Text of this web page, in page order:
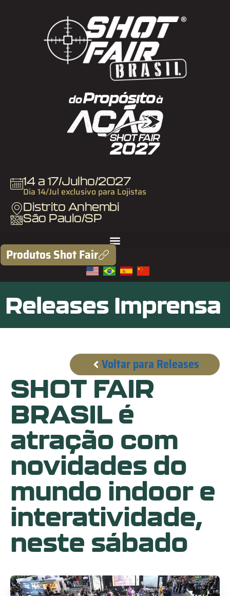
14 a 17/Julho/2027
Dia 14/Jul exclusivo para Lojistas
Distrito Anhembi
São Paulo/SP
Produtos Shot Fair
Releases Imprensa
Voltar para Releases
SHOT FAIR
BRASIL é
atração com
novidades do
mundo indoor e
interatividade,
neste sábado